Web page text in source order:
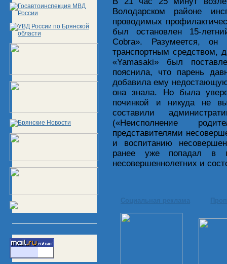
Володарском районе
проводимых
был остановлен 15-
Cobra». Разумеется,
транспортным средством,
«Yamasaki» был
пояснила, что парень
добавила ему
она знала. Но была
починкой и никуда не
составили
(«Неисполнение
представителями
и воспитанию
ранее уже попадал в
несовершеннолетних и